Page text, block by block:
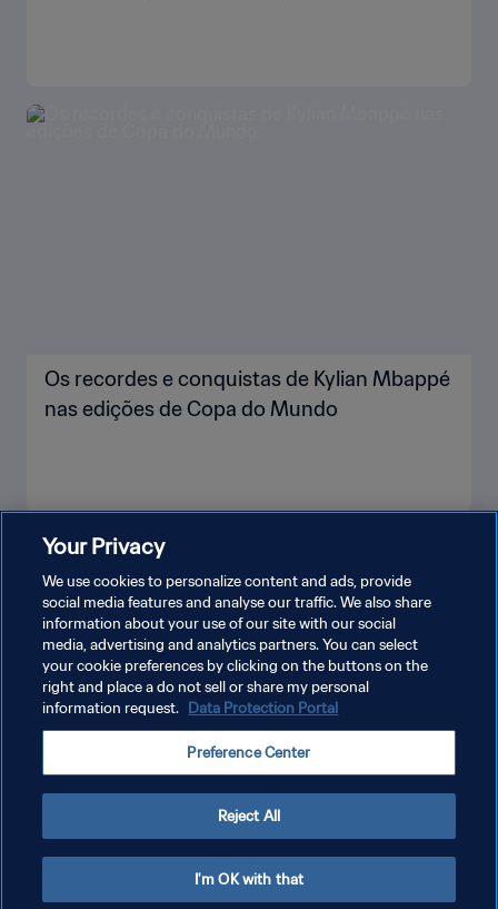
Os recordes e conquistas de Kylian Mbappé
nas edições de Copa do Mundo
POLÍTICA DE PRIVACIDADE
ADMINISTRAR AS PREFERÊNCIAS DE COOKIES
Copyright © 1994-2026 FIFA. Todos os direitos reservados.
Your Privacy
We use cookies to personalize content and ads, provide
social media features and analyse our traffic. We also share
information about your use of our site with our social
media, advertising and analytics partners. You can select
your cookie preferences by clicking on the buttons on the
right and place a do not sell or share my personal
information request. Data Protection Portal
Preference Center
Reject All
I'm OK with that